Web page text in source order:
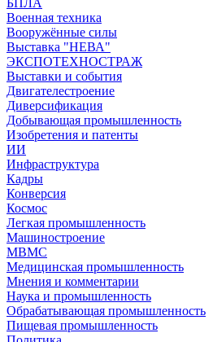
Военная техника
Вооружённые силы
Выставка "НЕВА"
ЭКСПОТЕХНОСТРАЖ
Выставки и события
Двигателестроение
Диверсификация
Добывающая промышленность
Изобретения и патенты
ИИ
Инфраструктура
Кадры
Конверсия
Космос
Легкая промышленность
Машиностроение
МВМС
Медицинская промышленность
Мнения и комментарии
Наука и промышленность
Обрабатывающая промышленность
Пищевая промышленность